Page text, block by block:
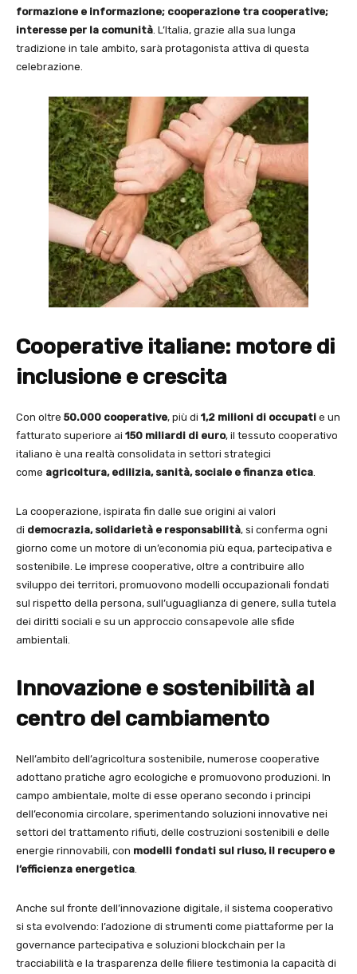
formazione e informazione; cooperazione tra cooperative;
interesse per la comunità . L’Italia, grazie alla sua lunga
tradizione in tale ambito, sarà protagonista attiva di questa
celebrazione.
Cooperative italiane: motore di
inclusione e crescita
Con oltre 50.000 cooperative, più di 1,2 milioni di occupati e un
fatturato superiore ai 150 miliardi di euro, il tessuto cooperativo
italiano è una realtà consolidata in settori strategici
come agricoltura, edilizia, sanità, sociale e finanza etica
La cooperazione, ispirata fin dalle sue origini ai valori
di democrazia, solidarietà e responsabilità, si conferma ogni
giorno come un motore di un’economia più equa, partecipativa e
sostenibile. Le imprese cooperative, oltre a contribuire allo
sviluppo dei territori, promuovono modelli occupazionali fondati
sul rispetto della persona, sull’uguaglianza di genere, sulla tutela
dei diritti sociali e su un approccio consapevole alle sfide
ambientali.
Innovazione e sostenibilità al
centro del cambiamento
Nell’ambito dell’agricoltura sostenibile, numerose cooperative
adottano pratiche agro ecologiche e promuovono produzioni. In
campo ambientale, molte di esse operano secondo i principi
dell’economia circolare, sperimentando soluzioni innovative nei
settori del trattamento rifiuti, delle costruzioni sostenibili e delle
energie rinnovabili, con modelli fondati sul riuso, il recupero e
l’efficienza energetica
Anche sul fronte dell’innovazione digitale, il sistema cooperativo
si sta evolvendo: l’adozione di strumenti come piattaforme per la
governance partecipativa e soluzioni blockchain per la
tracciabilità e la trasparenza delle filiere testimonia la capacità di